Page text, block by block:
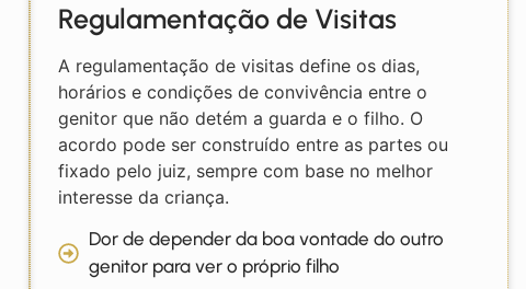
Regulamentação de Visitas
A regulamentação de visitas define os dias,
horários e condições de convivência entre o
genitor que não detém a guarda e o filho. O
acordo pode ser construído entre as partes ou
fixado pelo juiz, sempre com base no melhor
interesse da criança.
Dor de depender da boa vontade do outro
genitor para ver o próprio filho